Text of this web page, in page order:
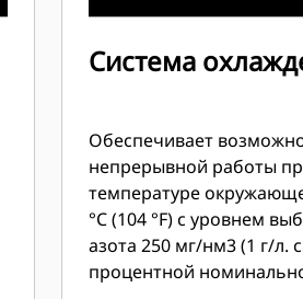
Система
Обеспечивает
непрерывной работы
температуре
°C (104 °F) с уровнем
азота 250 мг/нм3 (1 г/л.
процентной